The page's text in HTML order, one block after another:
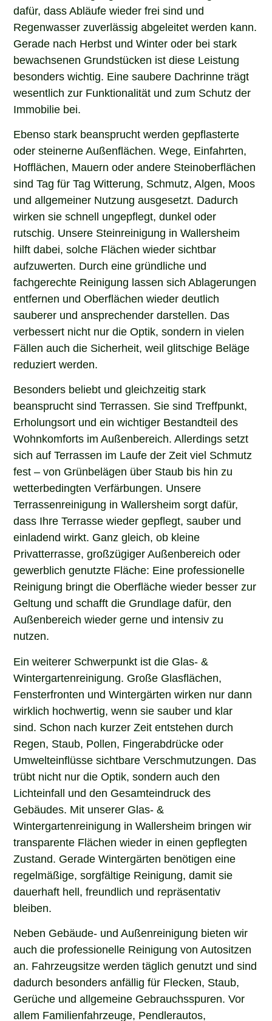
dafür, dass Abläufe wieder frei sind und
Regenwasser zuverlässig abgeleitet werden kann.
Gerade nach Herbst und Winter oder bei stark
bewachsenen Grundstücken ist diese Leistung
besonders wichtig. Eine saubere Dachrinne trägt
wesentlich zur Funktionalität und zum Schutz der
Immobilie bei.
Ebenso stark beansprucht werden gepflasterte
oder steinerne Außenflächen. Wege, Einfahrten,
Hofflächen, Mauern oder andere Steinoberflächen
sind Tag für Tag Witterung, Schmutz, Algen, Moos
und allgemeiner Nutzung ausgesetzt. Dadurch
wirken sie schnell ungepflegt, dunkel oder
rutschig. Unsere Steinreinigung in Wallersheim
hilft dabei, solche Flächen wieder sichtbar
aufzuwerten. Durch eine gründliche und
fachgerechte Reinigung lassen sich Ablagerungen
entfernen und Oberflächen wieder deutlich
sauberer und ansprechender darstellen. Das
verbessert nicht nur die Optik, sondern in vielen
Fällen auch die Sicherheit, weil glitschige Beläge
reduziert werden.
Besonders beliebt und gleichzeitig stark
beansprucht sind Terrassen. Sie sind Treffpunkt,
Erholungsort und ein wichtiger Bestandteil des
Wohnkomforts im Außenbereich. Allerdings setzt
sich auf Terrassen im Laufe der Zeit viel Schmutz
fest – von Grünbelägen über Staub bis hin zu
wetterbedingten Verfärbungen. Unsere
Terrassenreinigung in Wallersheim sorgt dafür,
dass Ihre Terrasse wieder gepflegt, sauber und
einladend wirkt. Ganz gleich, ob kleine
Privatterrasse, großzügiger Außenbereich oder
gewerblich genutzte Fläche: Eine professionelle
Reinigung bringt die Oberfläche wieder besser zur
Geltung und schafft die Grundlage dafür, den
Außenbereich wieder gerne und intensiv zu
nutzen.
Ein weiterer Schwerpunkt ist die Glas- &
Wintergartenreinigung. Große Glasflächen,
Fensterfronten und Wintergärten wirken nur dann
wirklich hochwertig, wenn sie sauber und klar
sind. Schon nach kurzer Zeit entstehen durch
Regen, Staub, Pollen, Fingerabdrücke oder
Umwelteinflüsse sichtbare Verschmutzungen. Das
trübt nicht nur die Optik, sondern auch den
Lichteinfall und den Gesamteindruck des
Gebäudes. Mit unserer Glas- &
Wintergartenreinigung in Wallersheim bringen wir
transparente Flächen wieder in einen gepflegten
Zustand. Gerade Wintergärten benötigen eine
regelmäßige, sorgfältige Reinigung, damit sie
dauerhaft hell, freundlich und repräsentativ
bleiben.
Neben Gebäude- und Außenreinigung bieten wir
auch die professionelle Reinigung von Autositzen
an. Fahrzeugsitze werden täglich genutzt und sind
dadurch besonders anfällig für Flecken, Staub,
Gerüche und allgemeine Gebrauchsspuren. Vor
allem Familienfahrzeuge, Pendlerautos,